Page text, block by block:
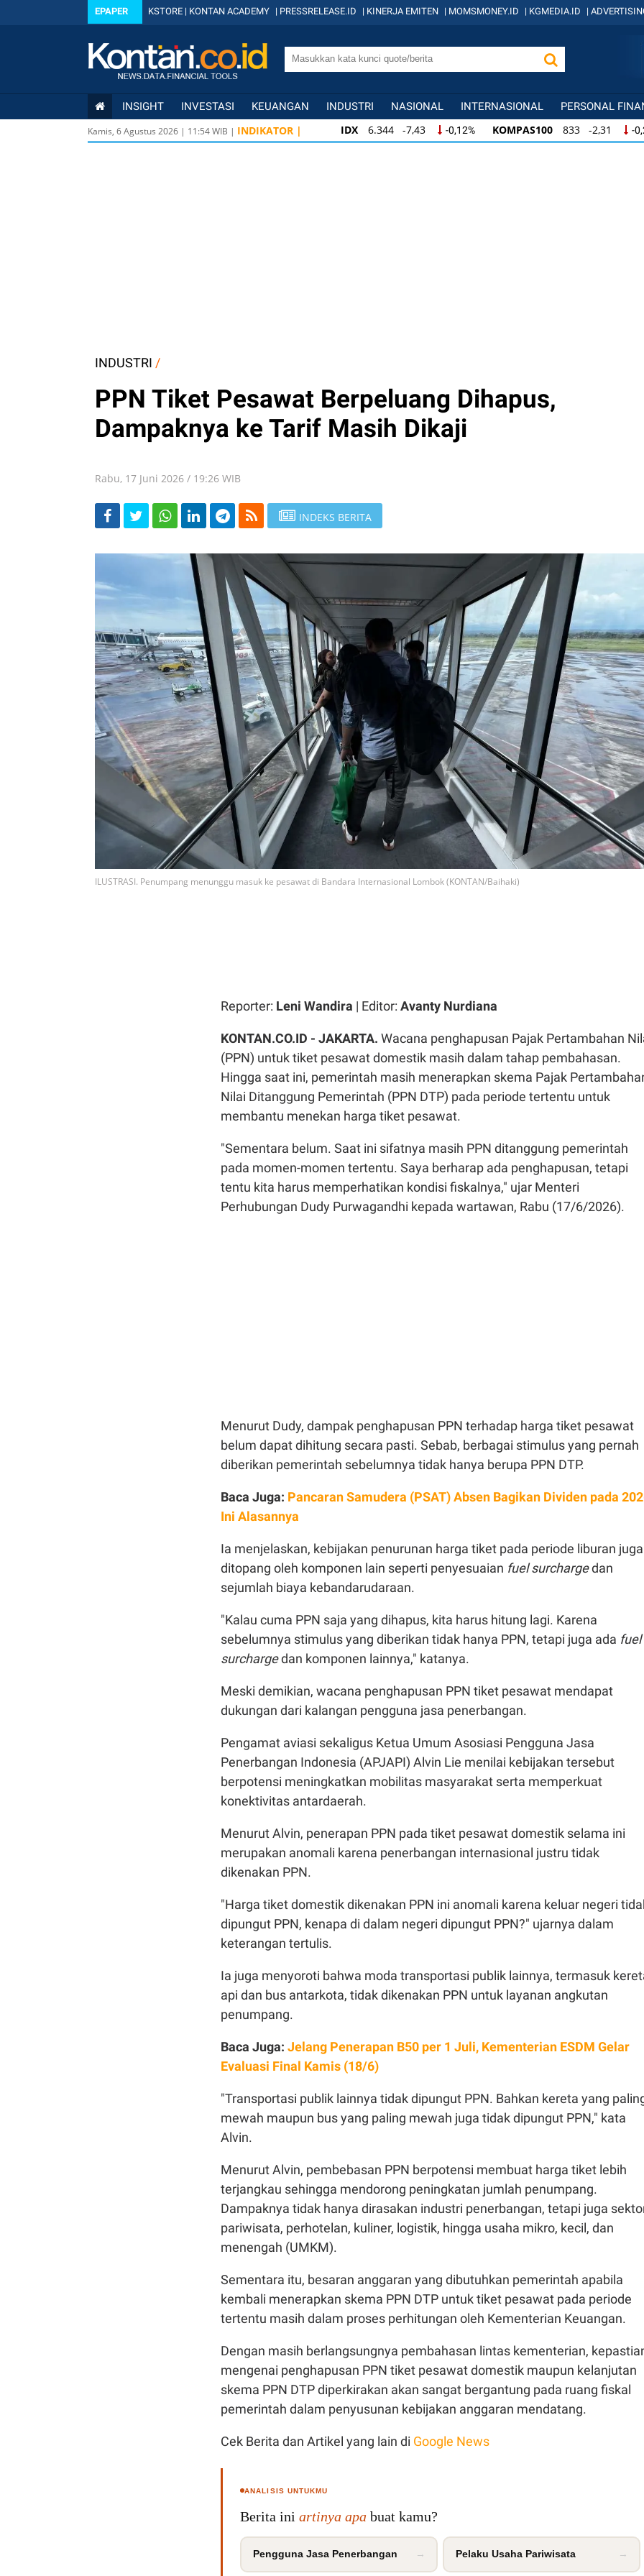
EPAPER KSTORE | KONTAN ACADEMY | PRESSRELEASE.ID | KINERJA EMITEN | MOMSMONEY.ID | KGMEDIA.ID |
INSIGHT INVESTASI KEUANGAN INDUSTRI NASIONAL INTERNASIONAL PERSONAL
Kamis, 6 Agustus 2026 | 11:54WIB | INDIKATOR | IDX 6.344 -7,43 -0,12% KOMPAS100 833 -2,31 -
IDX
6.344 -7,43 -0,12% KOMPAS100 833 -2,31 -0,28%
INDUSTRI /
PPN Tiket Pesawat Berpeluang Dihapus,
Dampaknya ke Tarif Masih Dikaji
Rabu, 17 Juni 2026 / 19:26 WIB
INDEKS BERITA
ILUSTRASI. Penumpang menunggu masuk ke pesawat di Bandara Internasional Lombok (KONTAN/Baihaki)
Reporter: Leni Wandira | Editor: Avanty Nurdiana
KONTAN.CO.ID - JAKARTA. Wacana penghapusan Pajak Pertambahan
(PPN) untuk tiket pesawat domestik masih dalam tahap pembahasan.
Hingga saat ini, pemerintah masih menerapkan skema Pajak
Nilai Ditanggung Pemerintah (PPN DTP) pada periode tertentu untuk
membantu menekan harga tiket pesawat.
"Sementara belum. Saat ini sifatnya masih PPN ditanggung pemerintah
pada momen-momen tertentu. Saya berharap ada penghapusan, tetapi
tentu kita harus memperhatikan kondisi fiskalnya," ujar Menteri
Perhubungan Dudy Purwagandhi kepada wartawan, Rabu (17/6/2026).
Menurut Dudy, dampak penghapusan PPN terhadap harga tiket pesawat
belum dapat dihitung secara pasti. Sebab, berbagai stimulus yang pernah
diberikan pemerintah sebelumnya tidak hanya berupa PPN DTP.
Baca Juga: Pancaran Samudera (PSAT) Absen Bagikan Dividen pada
Ini Alasannya
Ia menjelaskan, kebijakan penurunan harga tiket pada periode liburan juga
ditopang oleh komponen lain seperti penyesuaian fuel surchargedan
sejumlah biaya kebandarudaraan.
"Kalau cuma PPN saja yang dihapus, kita harus hitung lagi. Karena
sebelumnya stimulus yang diberikan tidak hanya PPN, tetapi juga ada fuel
surchargedan komponen lainnya," katanya.
Meski demikian, wacana penghapusan PPN tiket pesawat mendapat
dukungan dari kalangan pengguna jasa penerbangan.
Pengamat aviasi sekaligus Ketua Umum Asosiasi Pengguna Jasa
Penerbangan Indonesia (APJAPI) Alvin Lie menilai kebijakan tersebut
berpotensi meningkatkan mobilitas masyarakat serta memperkuat
konektivitas antardaerah.
Menurut Alvin, penerapan PPN pada tiket pesawat domestik selama ini
merupakan anomali karena penerbangan internasional justru tidak
dikenakan PPN.
"Harga tiket domestik dikenakan PPN ini anomali karena keluar negeri
dipungut PPN, kenapa di dalam negeri dipungut PPN?" ujarnya dalam
keterangan tertulis.
Ia juga menyoroti bahwa moda transportasi publik lainnya, termasuk
api dan bus antarkota, tidak dikenakan PPN untuk layanan angkutan
penumpang.
Baca Juga: Jelang Penerapan B50 per 1 Juli, Kementerian ESDM Gelar
Evaluasi Final Kamis (18/6)
"Transportasi publik lainnya tidak dipungut PPN. Bahkan kereta yang
mewah maupun bus yang paling mewah juga tidak dipungut PPN," kata
Alvin.
Menurut Alvin, pembebasan PPN berpotensi membuat harga tiket lebih
terjangkau sehingga mendorong peningkatan jumlah penumpang.
Dampaknya tidak hanya dirasakan industri penerbangan, tetapi juga
pariwisata, perhotelan, kuliner, logistik, hingga usaha mikro, kecil, dan
menengah (UMKM).
Sementara itu, besaran anggaran yang dibutuhkan pemerintah apabila
kembali menerapkan skema PPN DTP untuk tiket pesawat pada periode
tertentu masih dalam proses perhitungan oleh Kementerian Keuangan.
Dengan masih berlangsungnya pembahasan lintas kementerian,
mengenai penghapusan PPN tiket pesawat domestik maupun kelanjutan
skema PPN DTP diperkirakan akan sangat bergantung pada ruang fiskal
pemerintah dalam penyusunan kebijakan anggaran mendatang.
Cek Berita dan Artikel yang lain di Google News
ANALISIS UNTUKMU
Berita ini artinya apa buat kamu?
Pengguna Jasa Penerbangan → Pelaku Usaha Pariwisata →